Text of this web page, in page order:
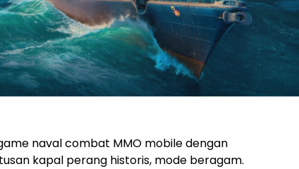
naval combat MMO mobile dengan
kapal perang historis, mode beragam.